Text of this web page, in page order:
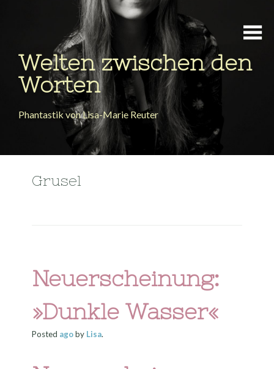
Welten zwischen den
Worten
Phantastik von Lisa-Marie Reuter
Grusel
Neuerscheinung:
»Dunkle Wasser«
Posted agoby Lisa.